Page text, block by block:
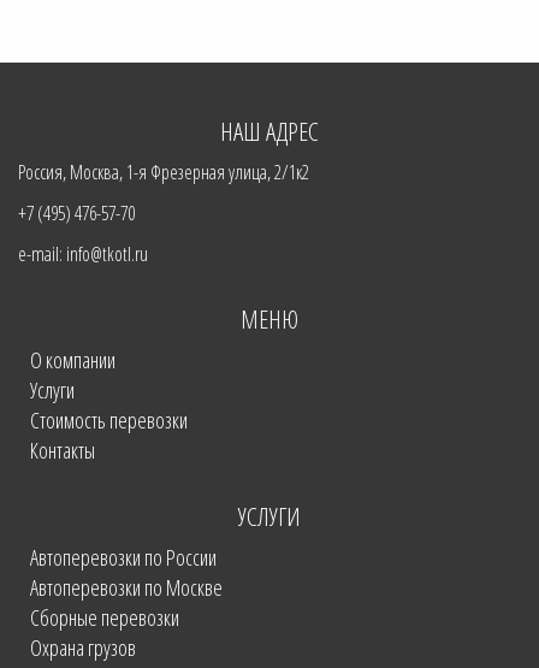
НАШ АДРЕС
Россия, Москва, 1-я Фрезерная улица, 2/1к2
+7 (495) 476-57-70
e-mail: info@tkotl.ru
МЕНЮ
О компании
Услуги
Стоимость перевозки
Контакты
УСЛУГИ
Автоперевозки по России
Автоперевозки по Москве
Сборные перевозки
Охрана грузов